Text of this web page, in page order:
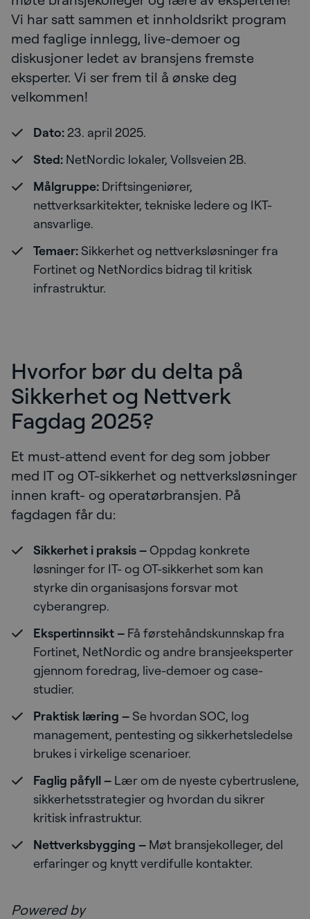
Vi har satt sammen et innholdsrikt program
med faglige innlegg, live-demoer og
diskusjoner ledet av bransjens fremste
eksperter. Vi ser frem til å ønske deg
velkommen!
Dato: 23. april 2025.
Sted: NetNordic lokaler, Vollsveien 2B.
Målgruppe: Driftsingeniører,
nettverksarkitekter, tekniske ledere og IKT-
ansvarlige.
Temaer: Sikkerhet og nettverksløsninger fra
Fortinet og NetNordics bidrag til kritisk
infrastruktur.
Hvorfor bør du delta på
Sikkerhet og Nettverk
Fagdag 2025?
Et must-attend event for deg som jobber
med IT og OT-sikkerhet og nettverksløsninger
innen kraft- og operatørbransjen. På
fagdagen får du:
Sikkerhet i praksis – Oppdag konkrete
løsninger for IT- og OT-sikkerhet som kan
styrke din organisasjons forsvar mot
cyberangrep.
Ekspertinnsikt – Få førstehåndskunnskap fra
Fortinet, NetNordic og andre bransjeeksperter
gjennom foredrag, live-demoer og case-
studier.
Praktisk læring – Se hvordan SOC, log
management, pentesting og sikkerhetsledelse
brukes i virkelige scenarioer.
Faglig påfyll – Lær om de nyeste cybertruslene,
sikkerhetsstrategier og hvordan du sikrer
kritisk infrastruktur.
Nettverksbygging – Møt bransjekolleger, del
erfaringer og knytt verdifulle kontakter.
Powered by